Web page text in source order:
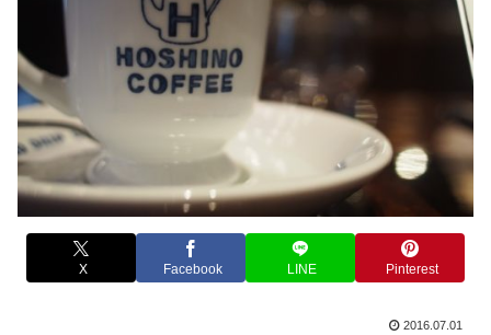
X Facebook LINE Pinterest
2016.07.01